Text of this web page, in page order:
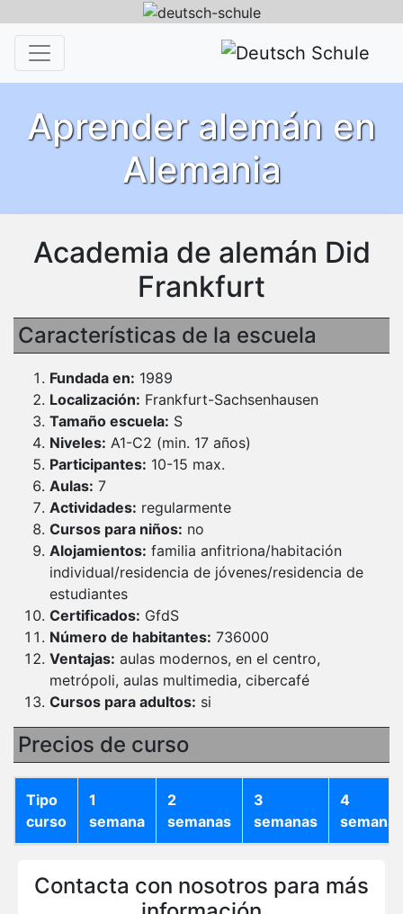
Aprender alemán en
Alemania
Academia de alemán Did
Frankfurt
Características de la escuela
Fundada en: 1989
Localización: Frankfurt-Sachsenhausen
Tamaño escuela: S
Niveles: A1-C2 (min. 17 años)
Participantes: 10-15 max.
Aulas: 7
Actividades: regularmente
Cursos para niños: no
Alojamientos: familia anfitriona/habitación
individual/residencia de jóvenes/residencia de
estudiantes
Certificados: GfdS
Número de habitantes: 736000
Ventajas: aulas modernos, en el centro,
metrópoli, aulas multimedia, cibercafé
Cursos para adultos: si
Precios de curso
Tipo
curso
1
semana
2
semanas
3
semanas
4
semanas
Contacta con nosotros para más